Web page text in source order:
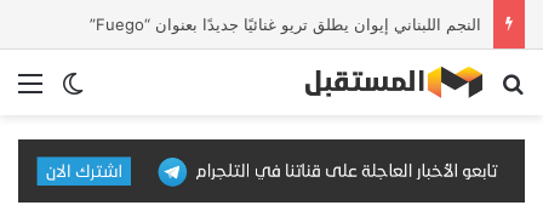
النجم اللبناني إيوان يطلق تريو غنائيًا جديدًا بعنوان “Fuego”
الوضع بحث عن